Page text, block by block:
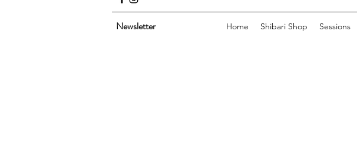
Newsletter Home Shibari Shop Sessions